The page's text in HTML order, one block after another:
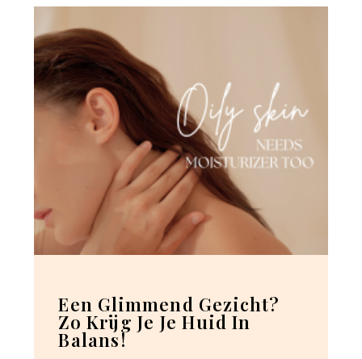
Een Glimmend Gezicht?
Zo Krijg Je Je Huid In
Balans!